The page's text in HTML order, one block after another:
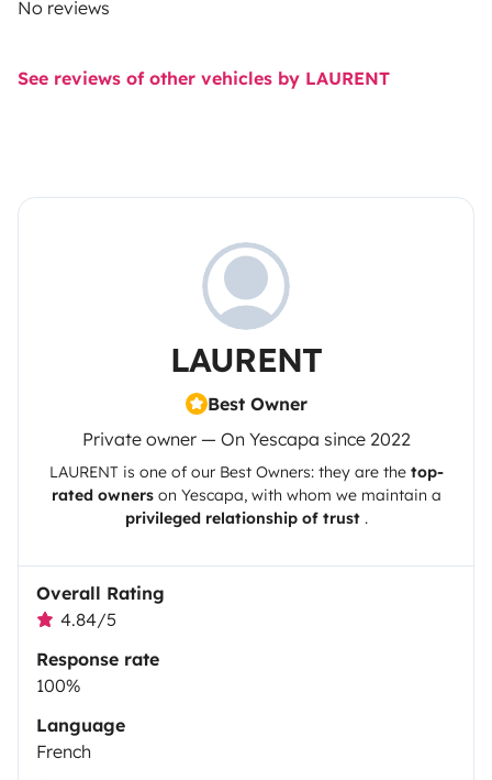
No reviews
See reviews of other vehicles by LAURENT
LAURENT
Best Owner
Private owner — On Yescapa since 2022
LAURENTis one of our Best Owners: they are the top-
rated ownerson Yescapa, with whom we maintain a
privileged relationship of trust.
Overall Rating
4.84/5
Response rate
100%
Language
French